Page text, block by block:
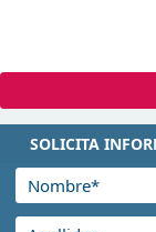
SOLICITA